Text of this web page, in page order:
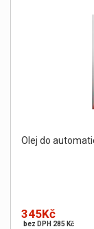
Olej do
345Kč
bez DPH 285 Kč